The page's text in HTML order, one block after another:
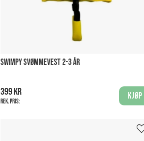
SWIMPY SVØMMEVEST 2-3 ÅR
399 kr
Rek. pris:
Kjøp